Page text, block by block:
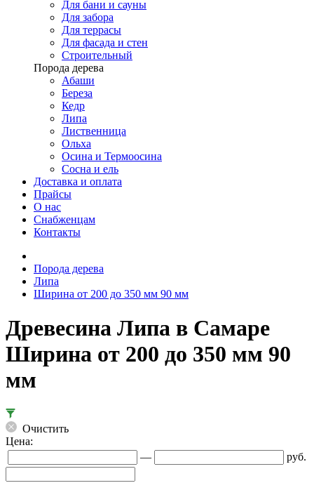
Для бани и сауны
Для забора
Для террасы
Для фасада и стен
Строительный
Порода дерева
Абаши
Береза
Кедр
Липа
Лиственница
Ольха
Осина и Термоосина
Сосна и ель
Доставка и оплата
Прайсы
О нас
Снабженцам
Контакты
Порода дерева
Липа
Ширина от 200 до 350 мм 90 мм
Древесина Липа в Самаре
Ширина от 200 до 350 мм 90
мм
Очистить
Цена:
—
руб.